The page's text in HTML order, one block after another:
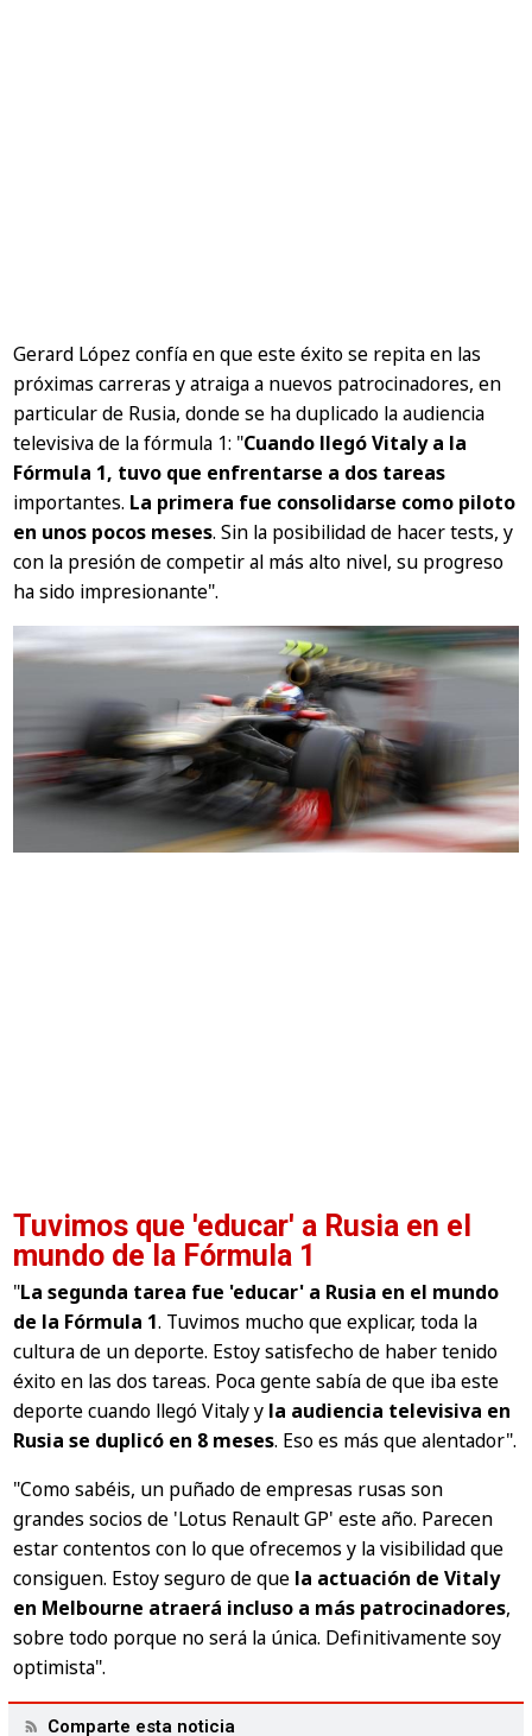
Gerard López confía en que este éxito se repita en las
próximas carreras y atraiga a nuevos patrocinadores, en
particular de Rusia, donde se ha duplicado la audiencia
televisiva de la fórmula 1: "Cuando llegó Vitaly a la
Fórmula 1, tuvo que enfrentarse a dos tareas
importantes. La primera fue consolidarse como piloto
en unos pocos meses. Sin la posibilidad de hacer tests, y
con la presión de competir al más alto nivel, su progreso
ha sido impresionante".
Tuvimos que 'educar' a Rusia en el
mundo de la Fórmula 1
"La segunda tarea fue 'educar' a Rusia en el mundo
de la Fórmula 1. Tuvimos mucho que explicar, toda la
cultura de un deporte. Estoy satisfecho de haber tenido
éxito en las dos tareas. Poca gente sabía de que iba este
deporte cuando llegó Vitaly y la audiencia televisiva en
Rusia se duplicó en 8 meses. Eso es más que alentador".
"Como sabéis, un puñado de empresas rusas son
grandes socios de 'Lotus Renault GP' este año. Parecen
estar contentos con lo que ofrecemos y la visibilidad que
consiguen. Estoy seguro de que la actuación de Vitaly
en Melbourne atraerá incluso a más patrocinadores,
sobre todo porque no será la única. Definitivamente soy
optimista".
Comparte esta noticia